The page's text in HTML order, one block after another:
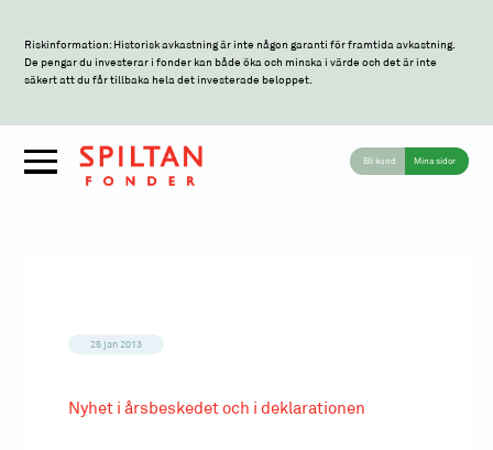
Riskinformation: Historisk avkastning är inte någon garanti för framtida avkastning.
De pengar du investerar i fonder kan både öka och minska i värde och det är inte
säkert att du får tillbaka hela det investerade beloppet.
Bli kund Mina sidor
25 jan 2013
Nyhet i årsbeskedet och i deklarationen